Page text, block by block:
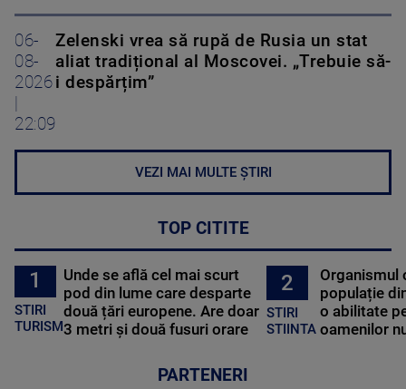
06-
08-
2026
22:09
Zelenski vrea să rupă de Rusia un stat
aliat tradițional al Moscovei. „Trebuie să-
i despărțim”
VEZI MAI MULTE ȘTIRI
TOP CITITE
1
STIRI
TURISM
Unde se află cel mai scurt
pod din lume care desparte
două țări europene. Are doar
3 metri și două fusuri orare
2
STIRI
STIINTA
Organismul
populație
o abilitate
oamenilor
PARTENERI